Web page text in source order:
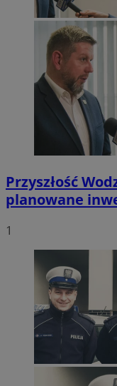
Przyszłość
planowane
1